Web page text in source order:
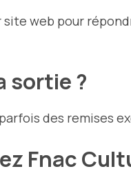
web pour
sortie ?
des remises
Fnac